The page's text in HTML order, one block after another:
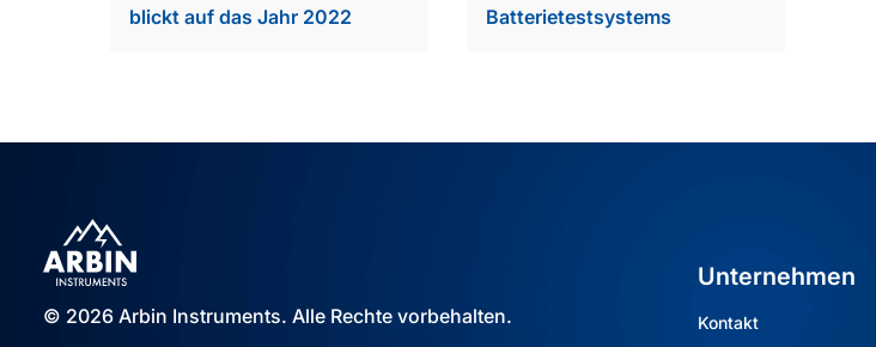
blickt auf das Jahr 2022
Batterietestsystems
© 2026 Arbin Instruments. Alle Rechte vorbehalten.
Unternehmen
Kontakt